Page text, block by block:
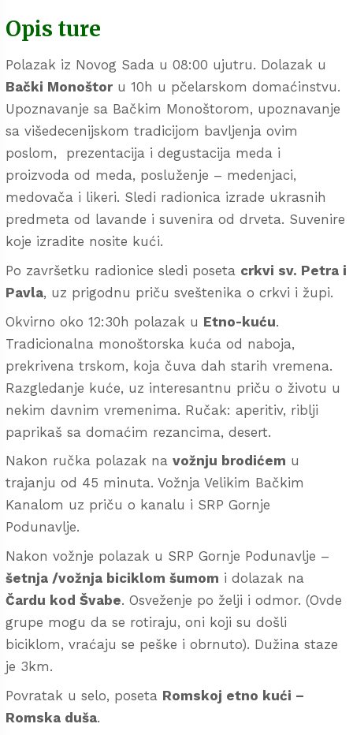
Opis ture
Polazak iz Novog Sada u 08:00 ujutru. Dolazak u
Bački Monoštoru 10h u pčelarskom domaćinstvu.
Upoznavanje sa Bačkim Monoštorom, upoznavanje
sa višedecenijskom tradicijom bavljenja ovim
poslom, prezentacija i degustacija meda i
proizvoda od meda, posluženje – medenjaci,
medovača i likeri. Sledi radionica izrade ukrasnih
predmeta od lavande i suvenira od drveta. Suvenire
koje izradite nosite kući.
Po završetku radionice sledi poseta crkvi sv. Petra i
Pavla, uz prigodnu priču sveštenika o crkvi i župi.
Okvirno oko 12:30h polazak u Etno-kuću.
Tradicionalna monoštorska kuća od naboja,
prekrivena trskom, koja čuva dah starih vremena.
Razgledanje kuće, uz interesantnu priču o životu u
nekim davnim vremenima. Ručak: aperitiv, riblji
paprikaš sa domaćim rezancima, desert.
Nakon ručka polazak na vožnju brodićem u
trajanju od 45 minuta. Vožnja Velikim Bačkim
Kanalom uz priču o kanalu i SRP Gornje
Podunavlje.
Nakon vožnje polazak u SRP Gornje Podunavlje –
šetnja /vožnja biciklom šumom i dolazak na
Čardu kod Švabe. Osveženje po želji i odmor. (Ovde
grupe mogu da se rotiraju, oni koji su došli
biciklom, vraćaju se peške i obrnuto). Dužina staze
je 3km.
Povratak u selo, poseta Romskoj etno kući –
Romska duša.